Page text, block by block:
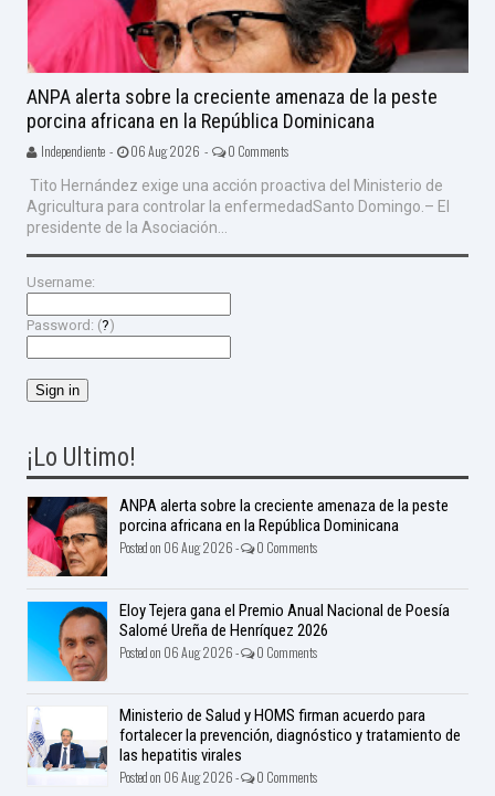
ANPA alerta sobre la creciente amenaza de la peste
porcina africana en la República Dominicana
Independiente - 06 Aug 2026 - 0 Comments
Tito Hernández exige una acción proactiva del Ministerio de
Agricultura para controlar la enfermedadSanto Domingo.– El
presidente de la Asociación...
Username:
Password: (?)
¡Lo Ultimo!
ANPA alerta sobre la creciente amenaza de la peste
porcina africana en la República Dominicana
Posted on 06 Aug 2026 - 0 Comments
Eloy Tejera gana el Premio Anual Nacional de Poesía
Salomé Ureña de Henríquez 2026
Posted on 06 Aug 2026 - 0 Comments
Ministerio de Salud y HOMS firman acuerdo para
fortalecer la prevención, diagnóstico y tratamiento de
las hepatitis virales
Posted on 06 Aug 2026 - 0 Comments